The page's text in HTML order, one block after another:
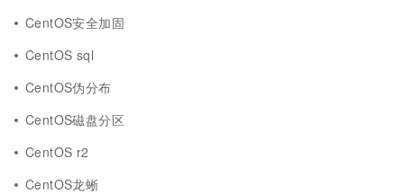
CentOS安全加固
CentOS sql
CentOS伪分布
CentOS磁盘分区
CentOS r2
CentOS龙蜥